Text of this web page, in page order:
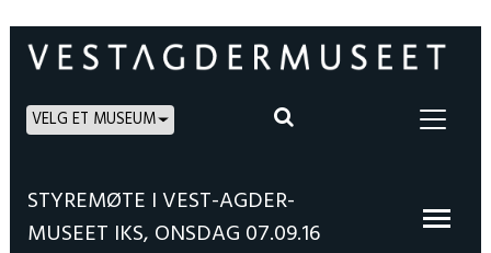
VELG ET MUSEUM
STYREMØTE I VEST-AGDER-
MUSEET IKS, ONSDAG 07.09.16